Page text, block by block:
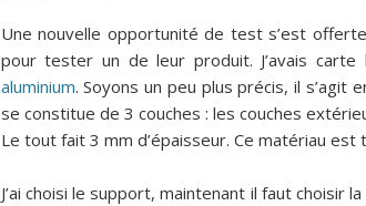
Une nouvelle opportunité de test s’est
pour tester un de leur produit. J’avais
aluminium. Soyons un peu plus précis, il s’agit
se constitue de 3 couches : les couches
Le tout fait 3 mm d’épaisseur. Ce matériau
J’ai choisi le support, maintenant il faut choisir